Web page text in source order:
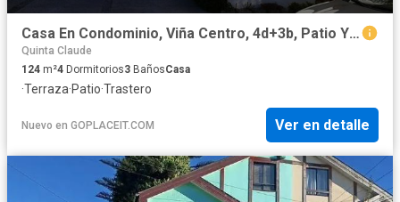
Casa En Condominio, Viña Centro, 4d+3b, Patio Y Terraza
Quinta Claude
124 m²4 Dormitorios3 BañosCasa
·Terraza·Patio·Trastero
Nuevo en GOPLACEIT.COM Ver en detalle